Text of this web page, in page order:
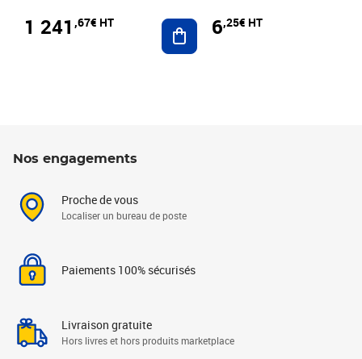
1 241 ,67€ HT Ajouter au panier
6,25€ HT
Nos engagements
Proche de vous
Localiser un bureau de poste
Paiements 100% sécurisés
Livraison gratuite
Hors livres et hors produits marketplace